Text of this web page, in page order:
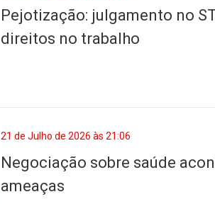
Pejotização: julgamento no
direitos no trabalho
21 de Julho de 2026 às 21:06
Negociação sobre saúde
ameaças